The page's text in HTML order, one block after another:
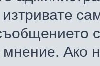
мнение. Ако